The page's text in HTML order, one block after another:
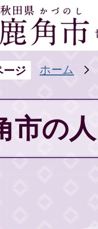
ージ ホーム
市の